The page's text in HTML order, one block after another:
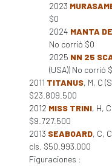
2023
$0
2024 MANTA
No corrió $0
2025 NN 25
(USA)) No corrió
2011 TITANUS, M, C
$23.809.500
2012 MISS TRINI, H,
$9.727.500
2013 SEABOARD, C,
cls. $50.993.000
Figuraciones :